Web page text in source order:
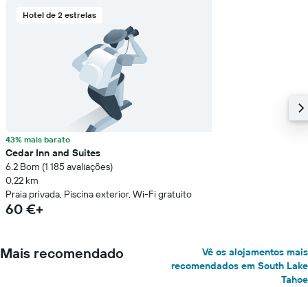
Hotel de 2 estrelas
43% mais barato
Cedar Inn and Suites
6.2 Bom (1 185 avaliações)
0,22 km
Praia privada, Piscina exterior, Wi-Fi gratuito
60 €+
Mais recomendado
Vê os alojamentos mais
recomendados em South Lake
Tahoe